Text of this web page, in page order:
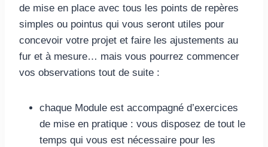
de mise en place avec tous les points de repères
simples ou pointus qui vous seront utiles pour
concevoir votre projet et faire les ajustements au
fur et à mesure… mais vous pourrez commencer
vos observations tout de suite :
chaque Module est accompagné d’exercices
de mise en pratique : vous disposez de tout le
temps qui vous est nécessaire pour les